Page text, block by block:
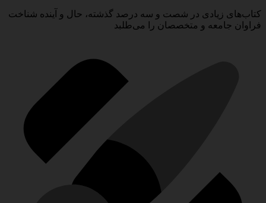
کتاب‌های زیادی در شصت و سه درصد گذشته، حال و آینده شناخت
فراوان جامعه و متخصصان را می‌طلبد